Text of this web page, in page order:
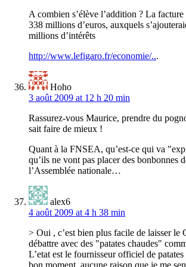
A combien s’élève l’addition ? La
338 millions d’euros, auxquels
millions d’intérêts
http://www.lefigaro.fr/economie/...
Hoho
3 août 2009 at 12 h 20 min
Rassurez-vous Maurice, prendre du
sait faire de mieux !
Quant à la FNSEA, qu’est-ce qui va
qu’ils ne vont pas placer des bonbonnes
l’Assemblée nationale…
alex6
4 août 2009 at 4 h 38 min
> Oui , c’est bien plus facile de laisser le
débattre avec des "patates chaudes"
L’etat est le fournisseur officiel de